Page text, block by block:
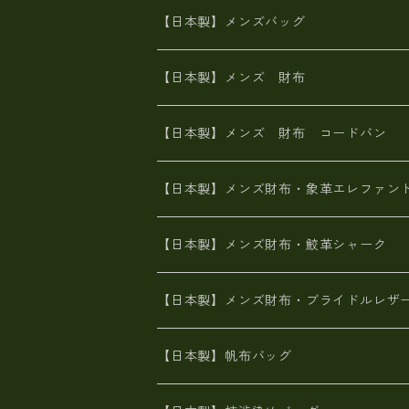
ヌメ革
メタリック
ピッグスキン
革友禅染め
ポーテッド
革友禅染め
ダチョウ革
メタリック
ヌメ革
革友禅染め
財布ショルダー
ヌメ革
がま口財布
革友禅染め
山羊革
鹿革
火山灰染め
名刺入れ・キーケース、他
財布・小物
【日本製】メンズバッグ
【日本製】メンズ 財布
象革エレファント【日本製】メンズ 財布
鮫革シャーク【日本製】メンズ 財布
ブライドルレザー【日本製】メンズ 財布
MAISON de HIROAN 【日本製】メンズ
栃木レザー 【日本製】メンズ 財布
【日本製】メンズ 財布 コードバン
【日本製】メンズ財布・象革エレファン
【日本製】メンズ財布・鮫革シャーク
【日本製】メンズ財布・ブライドルレザ
【日本製】帆布バッグ